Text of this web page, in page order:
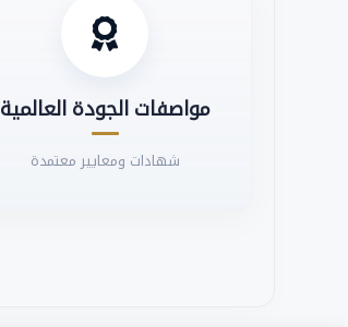
مواصفات الجودة العالمية
شهادات ومعايير معتمدة